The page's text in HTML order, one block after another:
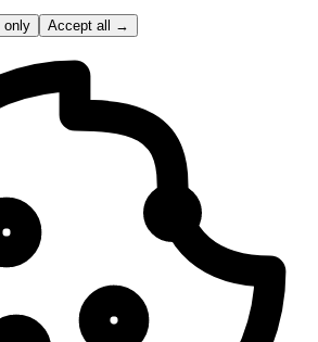
only Accept all →